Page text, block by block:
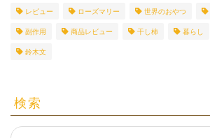
レビュー ローズマリー 世界のおやつ
副作用 商品レビュー 干し柿 暮らし
鈴木文
検索